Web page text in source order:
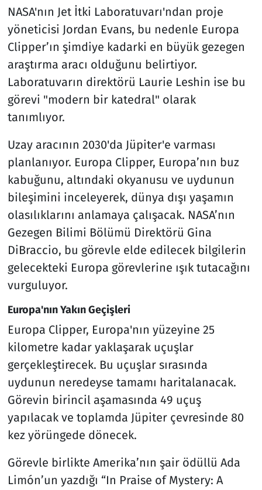
NASA'nın Jet İtki Laboratuvarı'ndan proje
yöneticisi Jordan Evans, bu nedenle Europa
Clipper’ın şimdiye kadarki en büyük gezegen
araştırma aracı olduğunu belirtiyor.
Laboratuvarın direktörü Laurie Leshin ise bu
görevi "modern bir katedral" olarak
tanımlıyor.
Uzay aracının 2030'da Jüpiter'e varması
planlanıyor. Europa Clipper, Europa’nın buz
kabuğunu, altındaki okyanusu ve uydunun
bileşimini inceleyerek, dünya dışı yaşamın
olasılıklarını anlamaya çalışacak. NASA’nın
Gezegen Bilimi Bölümü Direktörü Gina
DiBraccio, bu görevle elde edilecek bilgilerin
gelecekteki Europa görevlerine ışık tutacağını
vurguluyor.
Europa'nın Yakın Geçişleri
Europa Clipper, Europa'nın yüzeyine 25
kilometre kadar yaklaşarak uçuşlar
gerçekleştirecek. Bu uçuşlar sırasında
uydunun neredeyse tamamı haritalanacak.
Görevin birincil aşamasında 49 uçuş
yapılacak ve toplamda Jüpiter çevresinde 80
kez yörüngede dönecek.
Görevle birlikte Amerika’nın şair ödüllü Ada
Limón’un yazdığı “In Praise of Mystery: A